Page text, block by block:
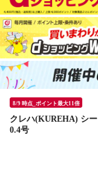
8/9 時点_ポイント最大11倍
クレハ(KUREHA) シ
0.4号